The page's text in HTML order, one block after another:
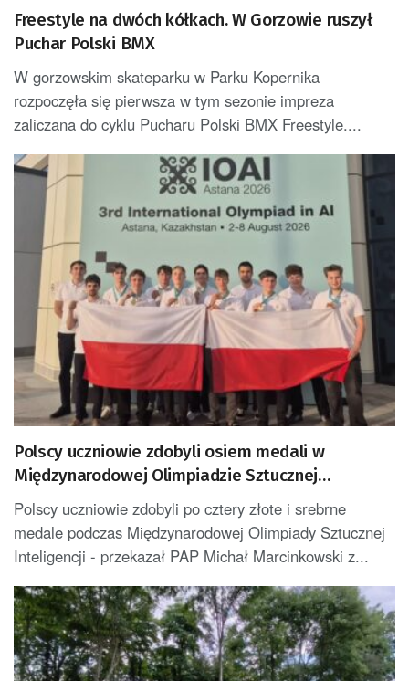
Freestyle na dwóch kółkach. W Gorzowie ruszył
Puchar Polski BMX
W gorzowskim skateparku w Parku Kopernika
rozpoczęła się pierwsza w tym sezonie impreza
zaliczana do cyklu Pucharu Polski BMX Freestyle....
Polscy uczniowie zdobyli osiem medali w
Międzynarodowej Olimpiadzie Sztucznej
Inteligencji
Polscy uczniowie zdobyli po cztery złote i srebrne
medale podczas Międzynarodowej Olimpiady Sztucznej
Inteligencji - przekazał PAP Michał Marcinkowski z...